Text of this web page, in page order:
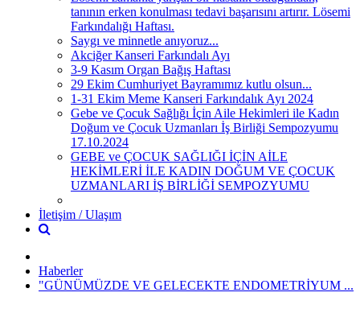
tanının erken konulması tedavi başarısını artırır. Lösemi
Farkındalığı Haftası.
Saygı ve minnetle anıyoruz...
Akciğer Kanseri Farkındalı Ayı
3-9 Kasım Organ Bağış Haftası
29 Ekim Cumhuriyet Bayramımız kutlu olsun...
1-31 Ekim Meme Kanseri Farkındalık Ayı 2024
Gebe ve Çocuk Sağlığı İçin Aile Hekimleri ile Kadın
Doğum ve Çocuk Uzmanları İş Birliği Sempozyumu
17.10.2024
GEBE ve ÇOCUK SAĞLIĞI İÇİN AİLE
HEKİMLERİ İLE KADIN DOĞUM VE ÇOCUK
UZMANLARI İŞ BİRLİĞİ SEMPOZYUMU
İletişim / Ulaşım
Haberler
"GÜNÜMÜZDE VE GELECEKTE ENDOMETRİYUM ...